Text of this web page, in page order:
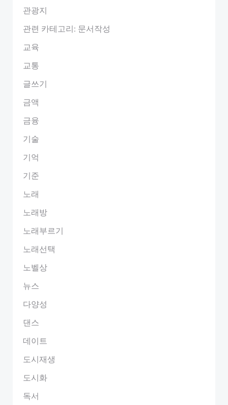
관광지
관련 카테고리: 문서작성
교육
교통
글쓰기
금액
금융
기술
기억
기준
노래
노래방
노래부르기
노래선택
노벨상
뉴스
다양성
댄스
데이트
도시재생
도시화
독서